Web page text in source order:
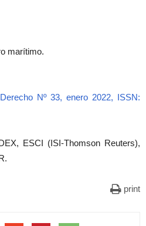
marítimo.
Nº 33, enero 2022, ISSN:
ESCI (ISI-Thomson Reuters),
print